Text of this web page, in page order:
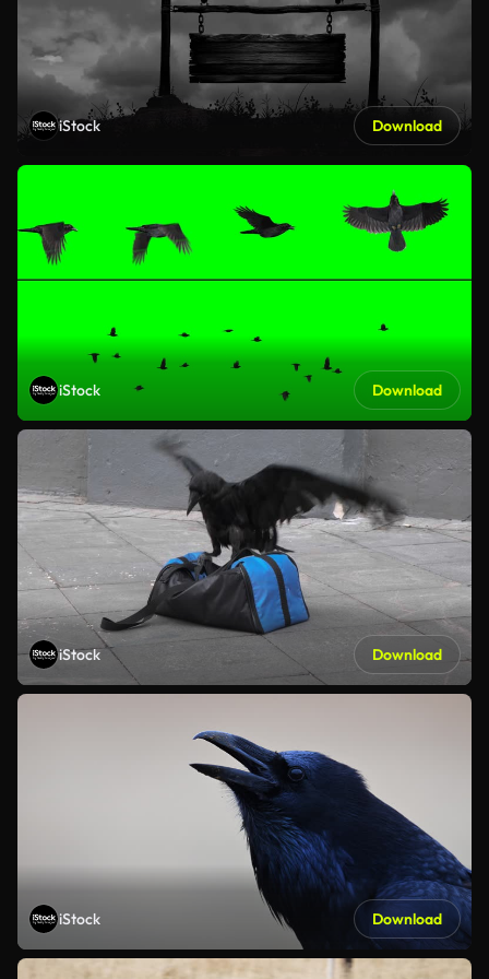
iStock Download
iStock Download
iStock Download
iStock Download